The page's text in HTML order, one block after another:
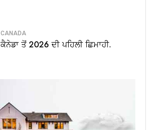
CANADA
ਕੈਨੇਡਾ ਤੋਂ 2026 ਦੀ ਪਹਿਲੀ ਛਿਮਾਹੀ.